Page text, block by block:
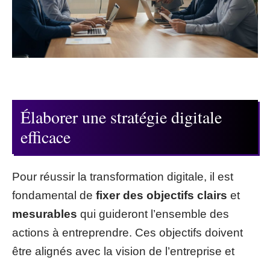
Élaborer une stratégie digitale
efficace
Pour réussir la transformation digitale, il est
fondamental de fixer des objectifs clairs et
mesurables qui guideront l’ensemble des
actions à entreprendre. Ces objectifs doivent
être alignés avec la vision de l’entreprise et